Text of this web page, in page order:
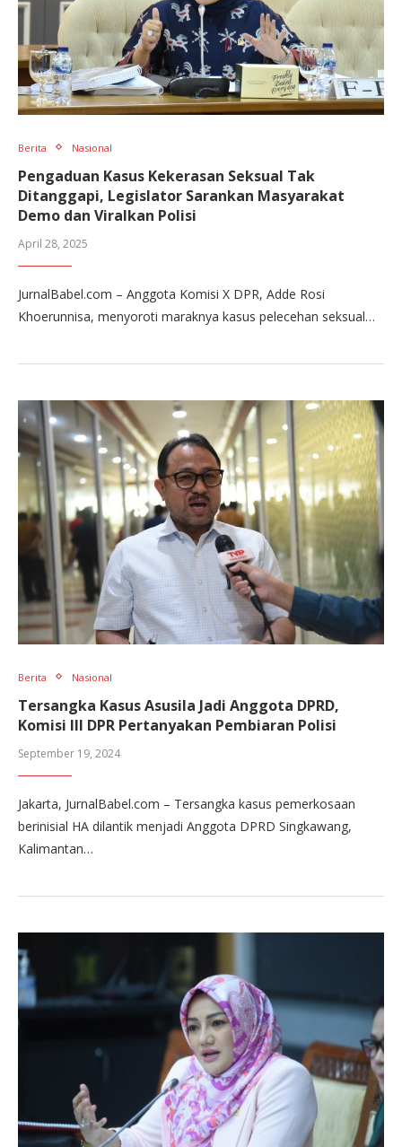
Berita Nasional
Pengaduan Kasus Kekerasan Seksual Tak
Ditanggapi, Legislator Sarankan Masyarakat
Demo dan Viralkan Polisi
April 28, 2025
JurnalBabel.com – Anggota Komisi X DPR, Adde Rosi
Khoerunnisa, menyoroti maraknya kasus pelecehan seksual…
Berita Nasional
Tersangka Kasus Asusila Jadi Anggota DPRD,
Komisi III DPR Pertanyakan Pembiaran Polisi
September 19, 2024
Jakarta, JurnalBabel.com – Tersangka kasus pemerkosaan
berinisial HA dilantik menjadi Anggota DPRD Singkawang,
Kalimantan…